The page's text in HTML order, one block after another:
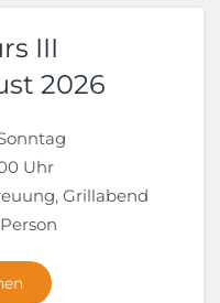
III
2026
Uhr
Grillabend